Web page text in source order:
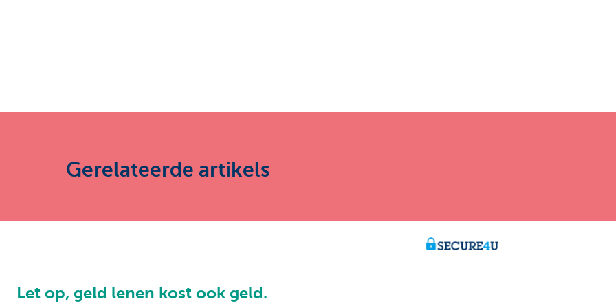
Gerelateerde artikels
Let op, geld lenen kost ook geld.